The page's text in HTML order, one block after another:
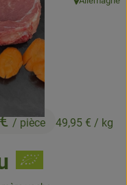
/ pièce 49,95 € / kg
, Origine: